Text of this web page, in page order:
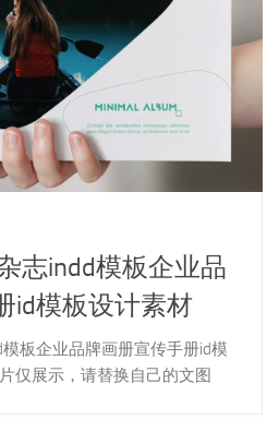
志indd模板企业品
id模板设计素材
板企业品牌画册宣传手册id模
片仅展示，请替换自己的文图